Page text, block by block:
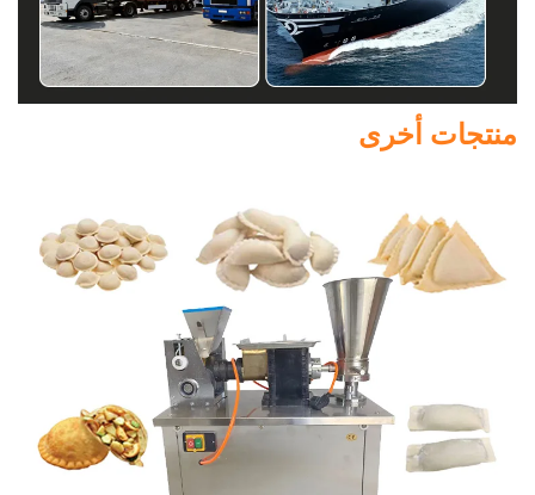
منتجات أخرى